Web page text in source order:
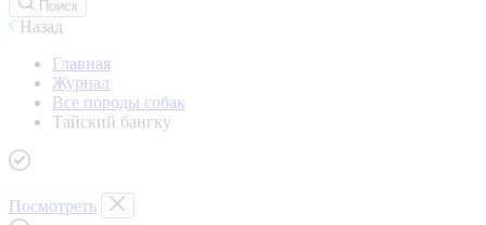
Поиск
Назад
Главная
Журнал
Все породы собак
Тайский бангку
Посмотреть